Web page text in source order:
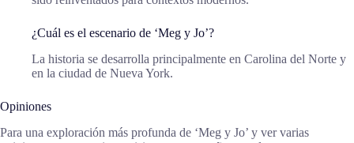
¿Cuál es el escenario de ‘Meg y Jo’?
La historia se desarrolla principalmente en Carolina del Norte y
en la ciudad de Nueva York.
Opiniones
Para una exploración más profunda de ‘Meg y Jo’ y ver varias